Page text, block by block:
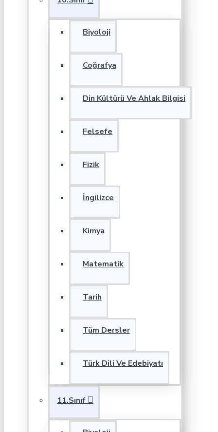
Biyoloji
Coğrafya
Din Kültürü Ve Ahlak Bilgisi
Felsefe
Fizik
İngilizce
Kimya
Matematik
Tarih
Tüm Dersler
Türk Dili Ve Edebiyatı
11.Sınıf